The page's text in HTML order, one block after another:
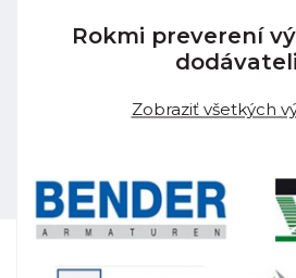
Rokmi preverení
Zobraziť všetkých